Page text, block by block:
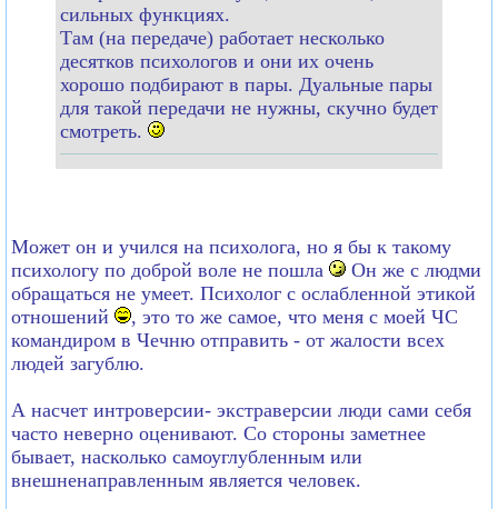
сильных функциях.
Там (на передаче) работает несколько
десятков психологов и они их очень
хорошо подбирают в пары. Дуальные пары
для такой передачи не нужны, скучно будет
смотреть.
Может он и учился на психолога, но я бы к такому
психологу по доброй воле не пошла
Он же с людми
обращаться не умеет. Психолог с ослабленной этикой
отношений
, это то же самое, что меня с моей ЧС
командиром в Чечню отправить - от жалости всех
людей загублю.
А насчет интроверсии- экстраверсии люди сами себя
часто неверно оценивают. Со стороны заметнее
бывает, насколько самоуглубленным или
внешненаправленным является человек.